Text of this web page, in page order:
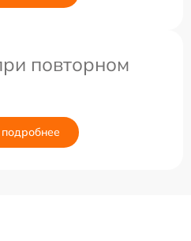
повторном